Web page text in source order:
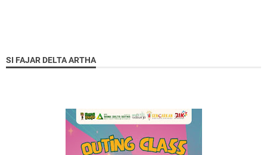
SI FAJAR DELTA ARTHA